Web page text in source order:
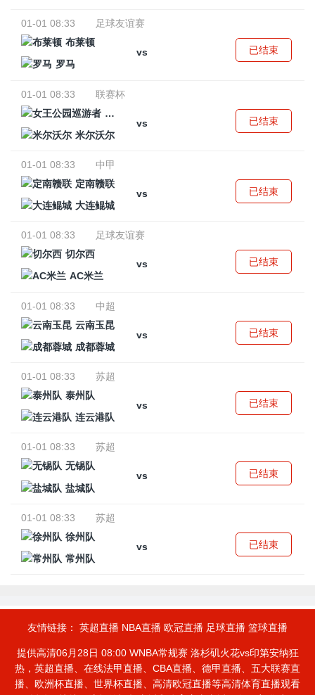
01-01 08:33
足球友谊赛
布莱顿
vs
罗马
已结束
01-01 08:33
联赛杯
女王公园巡游者
vs
米尔沃尔
已结束
01-01 08:33
中甲
定南赣联
vs
大连鲲城
已结束
01-01 08:33
足球友谊赛
切尔西
vs
AC米兰
已结束
01-01 08:33
中超
云南玉昆
vs
成都蓉城
已结束
01-01 08:33
苏超
泰州队
vs
连云港队
已结束
01-01 08:33
苏超
无锡队
vs
盐城队
已结束
01-01 08:33
苏超
徐州队
vs
常州队
已结束
友情链接： 英超直播 NBA直播 欧冠直播 足球直播 篮球直播
提供高清06月28日 08:00 WNBA常规赛 洛杉矶火花vs印第安纳狂
热，英超直播、在线法甲直播、CBA直播、德甲直播、五大联赛直
播、欧洲杯直播、世界杯直播、高清欧冠直播等高清体育直播观看